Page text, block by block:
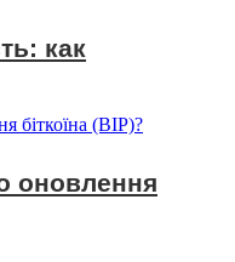
как
оновлення